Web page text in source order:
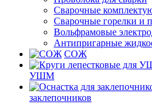
Сварочные
Сварочные горелки и
Вольфрамовые
Антипригарные
СОЖ
УШМ
заклепочников